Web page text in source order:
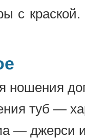
с
ношения
туб —
— джерси